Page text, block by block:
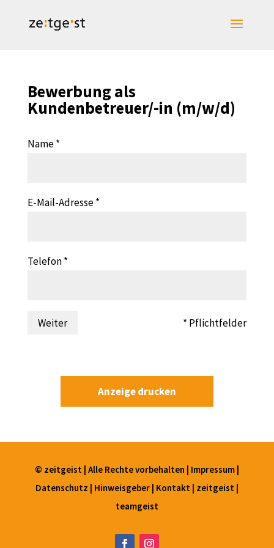
Bewerbung als
Kundenbetreuer/-in (m/w/d)
Name
E-Mail-Adresse
Telefon
Weiter * Pflichtfelder
Anzeige drucken
© zeitgeist | Alle Rechte vorbehalten | Impressum |
Datenschutz | Hinweisgeber| Kontakt | zeitgeist |
teamgeist